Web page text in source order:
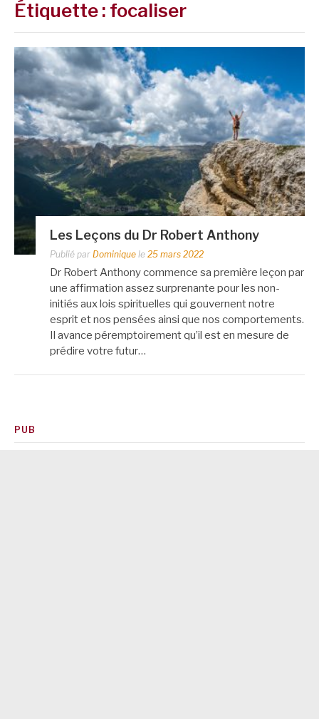
Étiquette : focaliser
Les Leçons du Dr Robert Anthony
Publié par Dominique le 25 mars 2022
Dr Robert Anthony commence sa première leçon par
une affirmation assez surprenante pour les non-
initiés aux lois spirituelles qui gouvernent notre
esprit et nos pensées ainsi que nos comportements.
Il avance péremptoirement qu’il est en mesure de
prédire votre futur…
PUB